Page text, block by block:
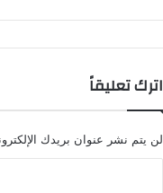
اترك تعليقاً
لن يتم نشر عنوان بريدك